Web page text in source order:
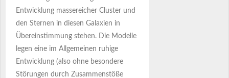
Entwicklung massereicher Cluster und
den Sternen in diesen Galaxien in
Übereinstimmung stehen. Die Modelle
legen eine im Allgemeinen ruhige
Entwicklung (also ohne besondere
Störungen durch Zusammenstöße